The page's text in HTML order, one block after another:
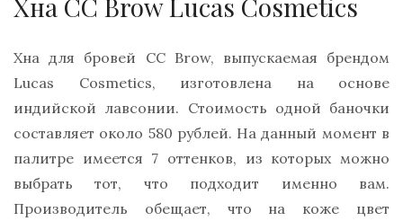
Хна для бровей CC Brow, выпускаемая брендом
Lucas Cosmetics, изготовлена на основе
индийской лавсонии. Стоимость одной баночки
составляет около 580 рублей. На данный момент в
палитре имеется 7 оттенков, из которых можно
выбрать тот, что подходит именно вам.
Производитель обещает, что на коже цвет